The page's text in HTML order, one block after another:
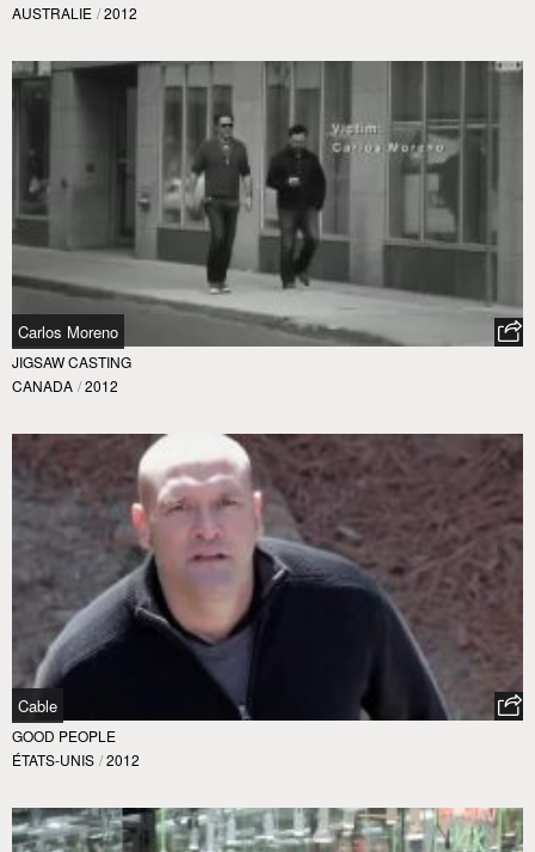
AUSTRALIE / 2012
Carlos Moreno
JIGSAW CASTING
CANADA / 2012
Cable
GOOD PEOPLE
ÉTATS-UNIS / 2012